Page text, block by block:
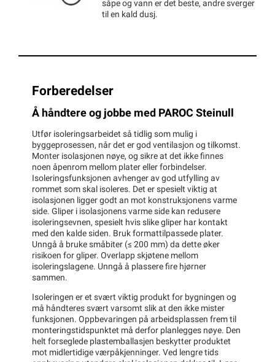
såpe og vann er det beste, andre sverger
til en kald dusj.
Forberedelser
Å håndtere og jobbe med PAROC Steinull
Utfør isoleringsarbeidet så tidlig som mulig i
byggeprosessen, når det er god ventilasjon og tilkomst.
Monter isolasjonen nøye, og sikre at det ikke finnes
noen åpenrom mellom plater eller forbindelser.
Isoleringsfunksjonen avhenger av god utfylling av
rommet som skal isoleres. Det er spesielt viktig at
isolasjonen ligger godt an mot konstruksjonens varme
side. Gliper i isolasjonens varme side kan redusere
isoleringsevnen, spesielt hvis slike gliper har kontakt
med den kalde siden. Bruk formattilpassede plater.
Unngå å bruke småbiter (≤ 200 mm) da dette øker
risikoen for gliper. Overlapp skjøtene mellom
isoleringslagene. Unngå å plassere fire hjørner
sammen.
Isoleringen er et svært viktig produkt for bygningen og
må håndteres svært varsomt slik at den ikke mister
funksjonen. Oppbevaringen på arbeidsplassen frem til
monteringstidspunktet må derfor planlegges nøye. Den
helt forseglede plastemballasjen beskytter produktet
mot midlertidige værpåkjenninger. Ved lengre tids